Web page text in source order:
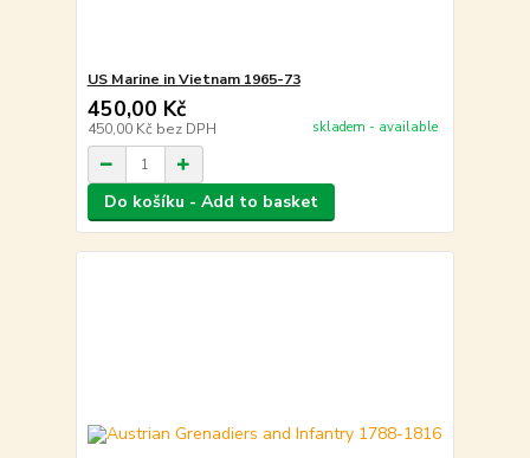
US Marine in Vietnam 1965-73
450,00 Kč
450,00 Kč bez DPH skladem - available
Do košíku - Add to basket